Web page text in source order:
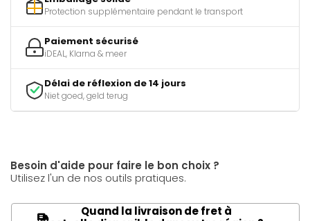
Protection supplémentaire pendant le transport
Paiement sécurisé
iDEAL, Klarna & meer
Délai de réflexion de 14 jours
Niet goed, geld terug
Besoin d'aide pour faire le bon choix ?
Utilisez l'un de nos outils pratiques.
Quand la livraison de fret à